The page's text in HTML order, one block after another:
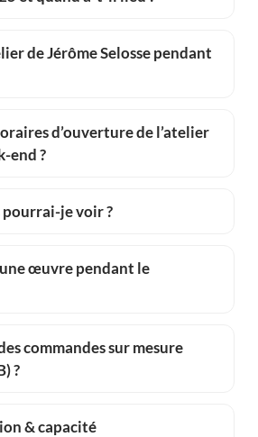
de Jérôme Selosse pendant
d’ouverture de l’atelier
end ?
je voir ?
œuvre pendant le
commandes sur mesure
?
& capacité